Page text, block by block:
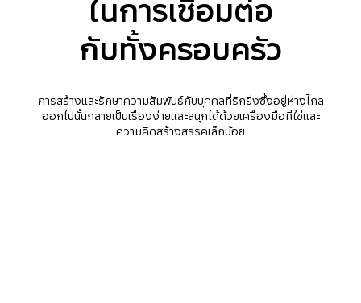
ในการเชื่อมต่อ
กับทั้งครอบครัว
การสร้างและรักษาความสัมพันธ์กับบุคคลที่รักยิ่งซึ่งอยู่ห่างไกล
ออกไปนั้นกลายเป็นเรื่องง่ายและสนุกได้ด้วยเครื่องมือที่ใช่และ
ความคิดสร้างสรรค์เล็กน้อย